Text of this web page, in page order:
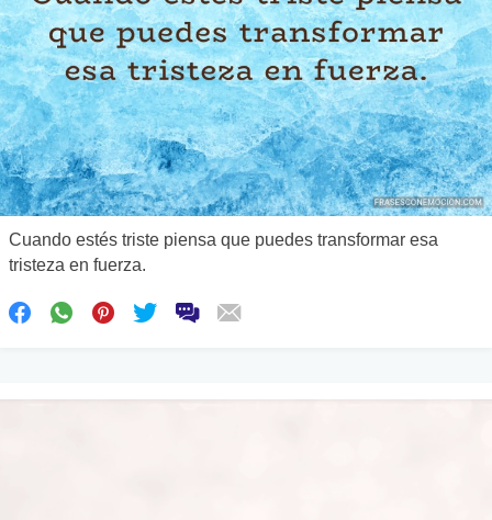
Cuando estés triste piensa que puedes transformar esa
tristeza en fuerza.